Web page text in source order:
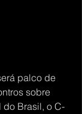
palco de
sobre
Brasil, o C-